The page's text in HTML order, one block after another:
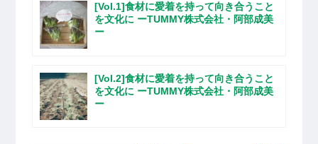
[Vol.1]食材に愛着を持って向き合うこと
を文化に ーTUMMY株式会社・阿部成美
ー
[Vol.2]食材に愛着を持って向き合うこと
を文化に ーTUMMY株式会社・阿部成美
ー